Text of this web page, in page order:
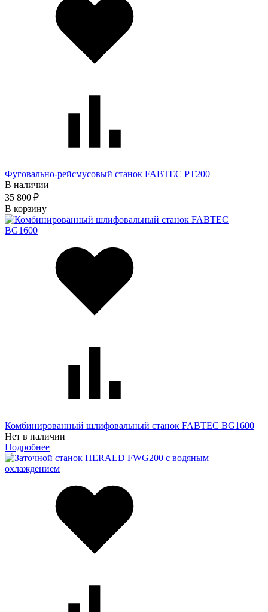
Фуговально-рейсмусовый станок FABTEC PT200
В наличии
35 800 ₽
В корзину
Комбинированный шлифовальный станок FABTEC BG1600
Нет в наличии
Подробнее